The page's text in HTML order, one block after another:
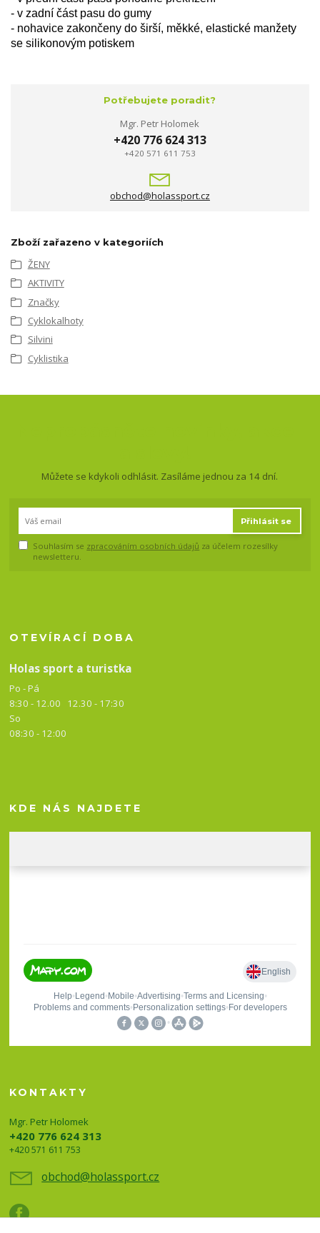
- v zadní část pasu do gumy
- nohavice zakončeny do širší, měkké, elastické manžety
se silikonovým potiskem
Potřebujete poradit?
Mgr. Petr Holomek
+420 776 624 313
+420 571 611 753
obchod@holassport.cz
Zboží zařazeno v kategoriích
ŽENY
AKTIVITY
Značky
Cyklokalhoty
Silvini
Cyklistika
Můžete se kdykoli odhlásit. Zasíláme jednou za 14 dní.
Přihlásit se
Souhlasím se zpracováním osobních údajů za účelem rozesílky
newsletteru.
OTEVÍRACÍ DOBA
Holas sport a turistka
Po - Pá
8:30 - 12.00 12.30 - 17:30
So
08:30 - 12:00
KDE NÁS NAJDETE
KONTAKTY
Mgr. Petr Holomek
+420 776 624 313
+420 571 611 753
obchod@holassport.cz